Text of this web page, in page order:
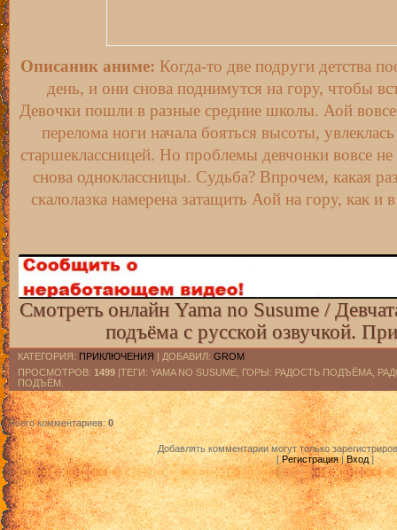
Описаник аниме: Когда-то две подруги детства
день, и они снова поднимутся на гору, чтобы
Девочки пошли в разные средние школы. Аой вовсе
перелома ноги начала бояться высоты,
старшеклассницей. Но проблемы девчонки вовсе
снова одноклассницы. Судьба? Впрочем, какая
скалолазка намерена затащить Аой на гору, как и
Смотреть онлайн Yama no Susume /
подъёма с русской озвучкой.
КАТЕГОРИЯ: ПРИКЛЮЧЕНИЯ | ДОБАВИЛ: GROM
ПРОСМОТРОВ: 1499 |ТЕГИ: YAMA NO SUSUME, ГОРЫ: РАДОСТЬ ПОДЪЁМА,
ПОДЪЁМ.
Всего комментариев:0
Добавлять комментарии могут только
[Регистрация|Вход]